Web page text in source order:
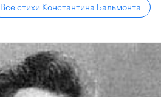
Все стихи Константина Бальмонта